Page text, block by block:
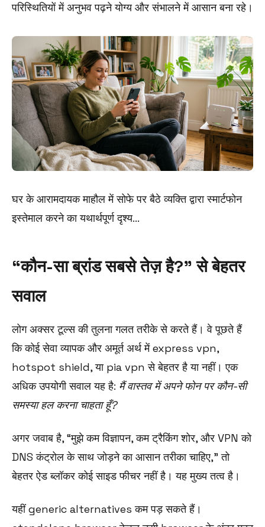
परिस्थितियों में अनुभव पढ़ने योग्य और संभालने में आसान बना रहे।
घर के आरामदायक माहौल में सोफे पर बैठे व्यक्ति द्वारा स्मार्टफोन
इस्तेमाल करने का यथार्थपूर्ण दृश्य...
“कौन-सा ब्रांड सबसे तेज़ है?” से बेहतर
सवाल
लोग अक्सर टूल्स की तुलना गलत तरीके से करते हैं। वे पूछते हैं
कि कोई सेवा व्यापक और अमूर्त अर्थ में express vpn,
hotspot shield, या pia vpn से बेहतर है या नहीं। एक
अधिक उपयोगी सवाल यह है: मैं वास्तव में अपने फोन पर कौन-सी
समस्या हल करना चाहता हूँ?
अगर जवाब है, “मुझे कम विज्ञापन, कम ट्रैकिंग शोर, और VPN को
DNS कंट्रोल के साथ जोड़ने का आसान तरीका चाहिए,” तो
बेहतर ऐड ब्लॉकर कोई साइड फीचर नहीं है। यह मुख्य तत्व है।
यहीं generic alternatives कम पड़ सकते हैं।